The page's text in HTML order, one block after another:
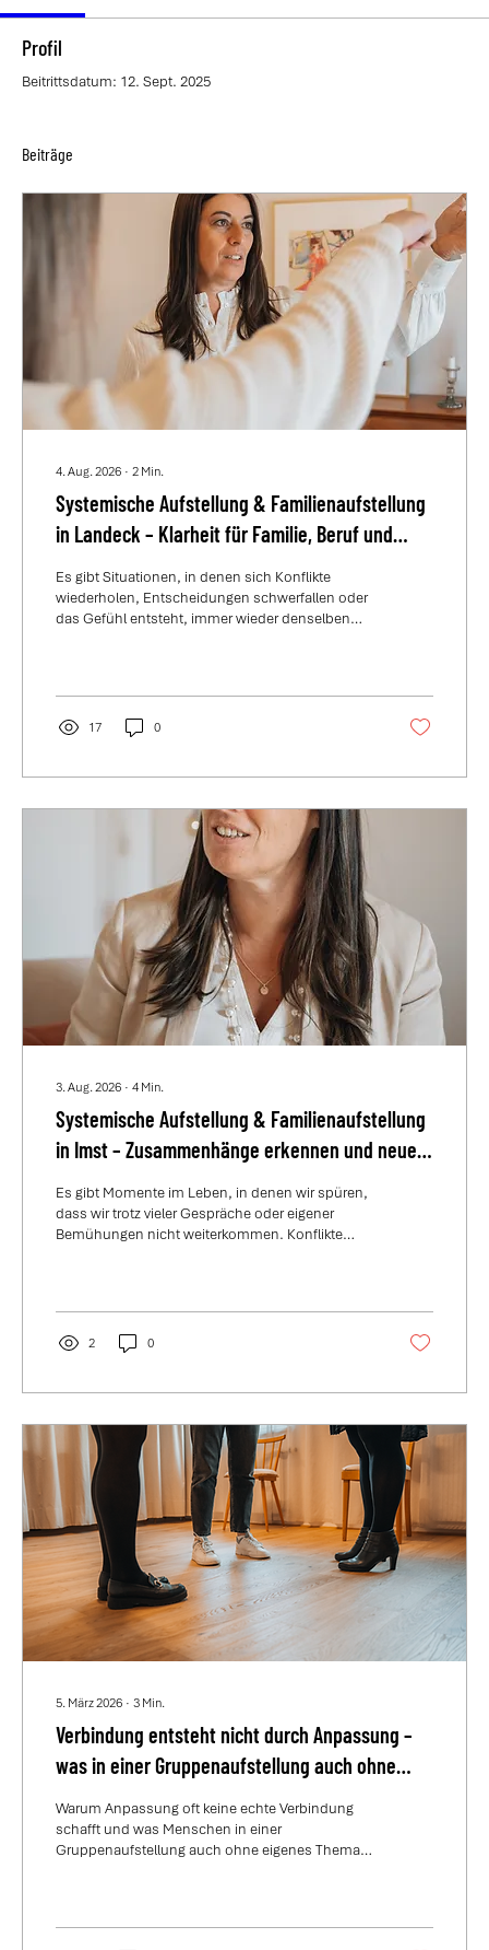
Profil
Beitrittsdatum: 12. Sept. 2025
Beiträge
4. Aug. 2026 ∙ 2 Min.
Systemische Aufstellung & Familienaufstellung
in Landeck – Klarheit für Familie, Beruf und
Es gibt Situationen, in denen sich Konflikte
wiederholen, Entscheidungen schwerfallen oder
das Gefühl entsteht, immer wieder denselben
17 0
3. Aug. 2026 ∙ 4 Min.
Systemische Aufstellung & Familienaufstellung
in Imst – Zusammenhänge erkennen und neue
Es gibt Momente im Leben, in denen wir spüren,
dass wir trotz vieler Gespräche oder eigener
Bemühungen nicht weiterkommen. Konflikte
2 0
5. März 2026 ∙ 3 Min.
Verbindung entsteht nicht durch Anpassung –
was in einer Gruppenaufstellung auch ohne
Warum Anpassung oft keine echte Verbindung
schafft und was Menschen in einer
Gruppenaufstellung auch ohne eigenes Thema